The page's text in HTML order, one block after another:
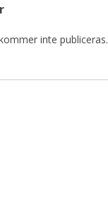
inte publiceras.